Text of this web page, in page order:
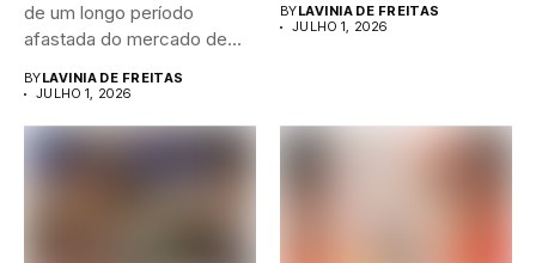
de um longo período
afastada do mercado de...
BYLAVINIA DE FREITAS
JULHO 1, 2026
BYLAVINIA DE FREITAS
JULHO 1, 2026